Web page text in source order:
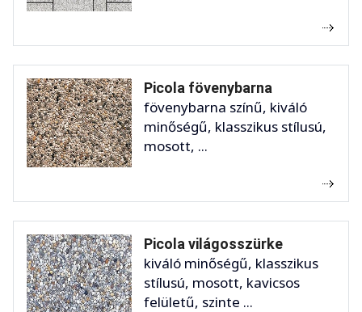
Picola fövenybarna
fövenybarna színű, kiváló
minőségű, klasszikus stílusú,
mosott, ...
Picola világosszürke
kiváló minőségű, klasszikus
stílusú, mosott, kavicsos
felületű, szinte ...